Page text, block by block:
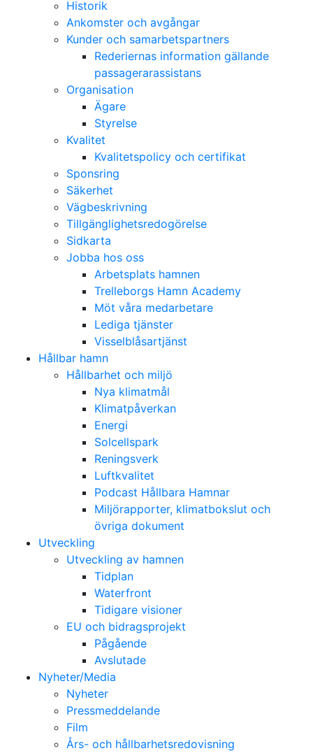
Historik
Ankomster och avgångar
Kunder och samarbetspartners
Rederiernas information gällande
passagerarassistans
Organisation
Ägare
Styrelse
Kvalitet
Kvalitetspolicy och certifikat
Sponsring
Säkerhet
Vägbeskrivning
Tillgänglighetsredogörelse
Sidkarta
Jobba hos oss
Arbetsplats hamnen
Trelleborgs Hamn Academy
Möt våra medarbetare
Lediga tjänster
Visselblåsartjänst
Hållbar hamn
Hållbarhet och miljö
Nya klimatmål
Klimatpåverkan
Energi
Solcellspark
Reningsverk
Luftkvalitet
Podcast Hållbara Hamnar
Miljörapporter, klimatbokslut och
övriga dokument
Utveckling
Utveckling av hamnen
Tidplan
Waterfront
Tidigare visioner
EU och bidragsprojekt
Pågående
Avslutade
Nyheter/Media
Nyheter
Pressmeddelande
Film
Års- och hållbarhetsredovisning